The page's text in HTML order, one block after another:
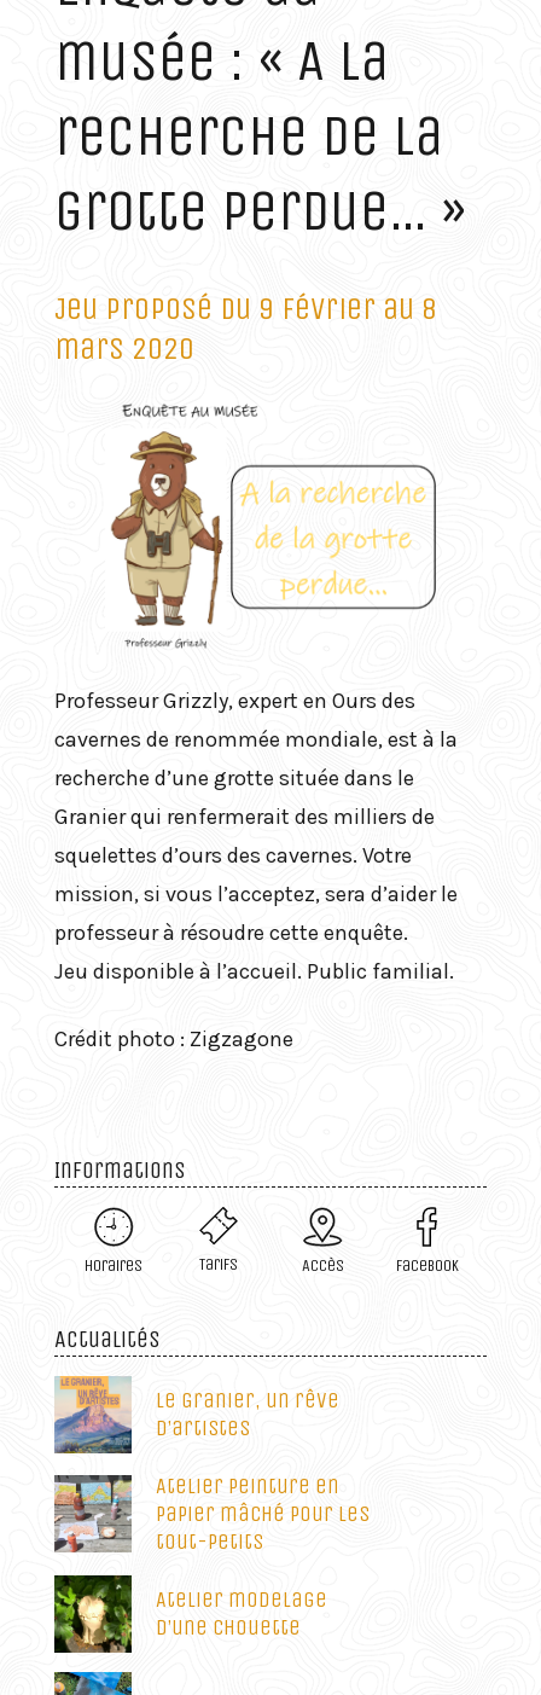
musée : « A la
recherche de la
grotte perdue… »
Jeu proposé du 9 février au 8
mars 2020
Professeur Grizzly, expert en Ours des
cavernes de renommée mondiale, est à la
recherche d’une grotte située dans le
Granier qui renfermerait des milliers de
squelettes d’ours des cavernes. Votre
mission, si vous l’acceptez, sera d’aider le
professeur à résoudre cette enquête.
Jeu disponible à l’accueil. Public familial.
Crédit photo : Zigzagone
Informations
Horaires Tarifs Accès Facebook
Actualités
Le Granier, un rêve
d’artistes
Atelier peinture en
papier mâché pour les
tout-petits
Atelier modelage
d’une chouette